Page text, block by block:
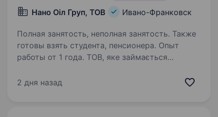
Нано Оіл Груп, ТОВ Ивано-Франковск
Полная занятость, неполная занятость. Также
готовы взять студента, пенсионера. Опыт
работы от 1 года. ТОВ, яке займається
нафтопродуктів, шукає чоловіка або жінку
2 дня назад